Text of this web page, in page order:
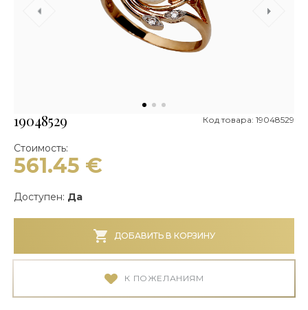
19048529 Код товара: 19048529
Стоимость:
561.45 €
Доступен: Да
ДОБАВИТЬ В КОРЗИНУ
К ПОЖЕЛАНИЯМ